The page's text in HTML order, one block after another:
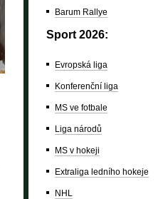
Barum Rallye
Sport 2026:
Evropská liga
Konferenční liga
MS ve fotbale
Liga národů
MS v hokeji
Extraliga ledního hokeje
NHL